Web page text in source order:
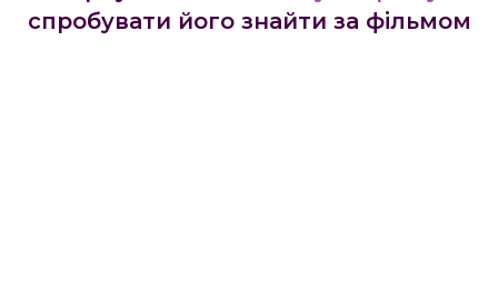
спробувати його знайти за фільмом